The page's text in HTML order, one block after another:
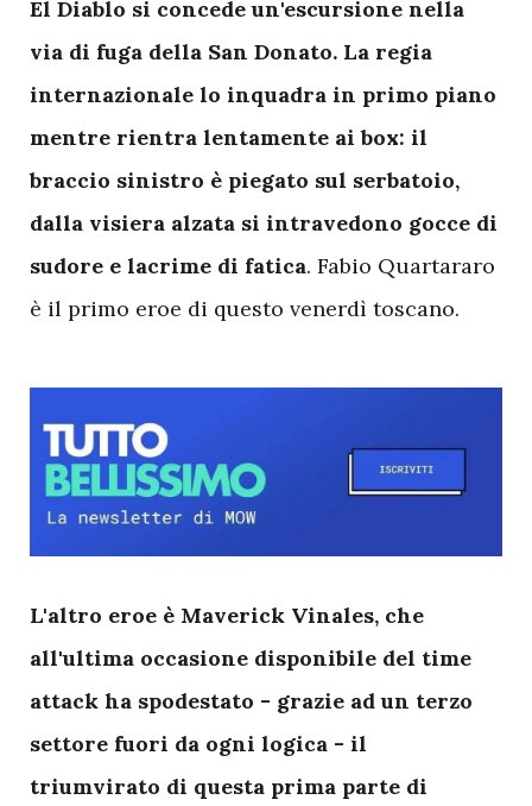
El Diablo si concede un'escursione nella
via di fuga della San Donato. La regia
internazionale lo inquadra in primo piano
mentre rientra lentamente ai box: il
braccio sinistro è piegato sul serbatoio,
dalla visiera alzata si intravedono gocce di
sudore e lacrime di fatica. Fabio Quartararo
è il primo eroe di questo venerdì toscano.
L'altro eroe è Maverick Vinales, che
all'ultima occasione disponibile del time
attack ha spodestato - grazie ad un terzo
settore fuori da ogni logica - il
triumvirato di questa prima parte di